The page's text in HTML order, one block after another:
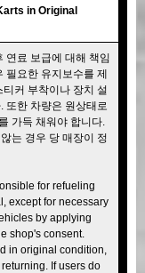
in Original
연료 보급에 대해 책임
필요한 유지보수를 제
커 부착이나 장치 설
또한 차량은 원상태로
가득 채워야 합니다.
는 경우 당 매장이 정
for refueling
except for necessary
by applying
shop's consent.
in original condition,
If users do